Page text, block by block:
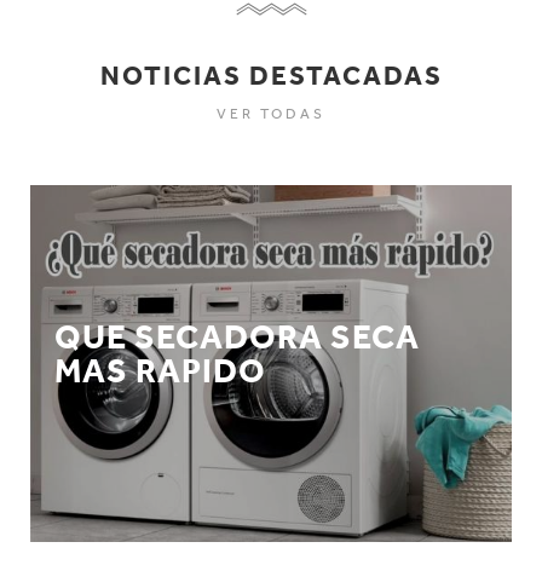
NOTICIAS DESTACADAS
VER TODAS
QUE SECADORA SECA
MAS RAPIDO